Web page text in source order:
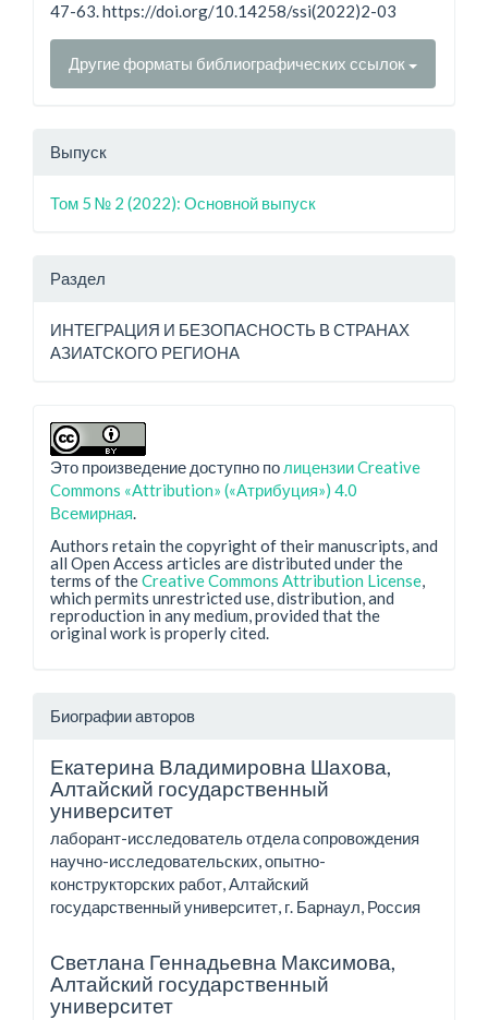
47-63. https://doi.org/10.14258/ssi(2022)2-03
Другие форматы библиографических ссылок
Выпуск
Том 5 № 2 (2022): Основной выпуск
Раздел
ИНТЕГРАЦИЯ И БЕЗОПАСНОСТЬ В СТРАНАХ
АЗИАТСКОГО РЕГИОНА
Это произведение доступно по лицензии Creative
Commons «Attribution» («Атрибуция») 4.0
Всемирная.
Authors retain the copyright of their manuscripts, and
all Open Access articles are distributed under the
terms of theCreative Commons Attribution License,
which permits unrestricted use, distribution, and
reproduction in any medium, provided that the
original work is properly cited.
Биографии авторов
Екатерина Владимировна Шахова,
Алтайский государственный
университет
лаборант-исследователь отдела сопровождения
научно-исследовательских, опытно-
конструкторских работ, Алтайский
государственный университет, г. Барнаул, Россия
Светлана Геннадьевна Максимова,
Алтайский государственный
университет